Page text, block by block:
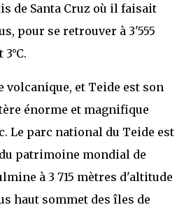
de Santa Cruz où il faisait
pour se retrouver à 3'555
volcanique, et Teide est son
énorme et magnifique
Le parc national du Teide est
patrimoine mondial de
à 3 715 mètres d'altitude
haut sommet des îles de